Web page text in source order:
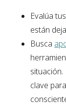
Evalúa
están
Busca
clave